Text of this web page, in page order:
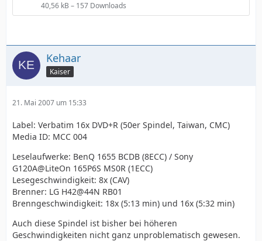
40,56 kB – 157 Downloads
Kehaar
Kaiser
21. Mai 2007 um 15:33
Label: Verbatim 16x DVD+R (50er Spindel, Taiwan, CMC)
Media ID: MCC 004
Leselaufwerke: BenQ 1655 BCDB (8ECC) / Sony
G120A@LiteOn 165P6S MS0R (1ECC)
Lesegeschwindigkeit: 8x (CAV)
Brenner: LG H42@44N RB01
Brenngeschwindigkeit: 18x (5:13 min) und 16x (5:32 min)
Auch diese Spindel ist bisher bei höheren
Geschwindigkeiten nicht ganz unproblematisch gewesen.